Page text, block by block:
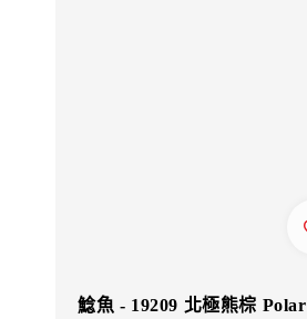
鯰魚 - 19209 北極熊棕 Polar